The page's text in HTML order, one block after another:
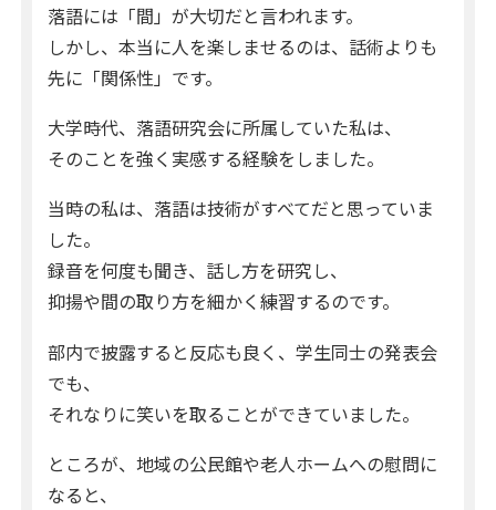
落語には「間」が大切だと言われます。
しかし、本当に人を楽しませるのは、話術よりも
先に「関係性」です。
大学時代、落語研究会に所属していた私は、
そのことを強く実感する経験をしました。
当時の私は、落語は技術がすべてだと思っていま
した。
録音を何度も聞き、話し方を研究し、
抑揚や間の取り方を細かく練習するのです。
部内で披露すると反応も良く、学生同士の発表会
でも、
それなりに笑いを取ることができていました。
ところが、地域の公民館や老人ホームへの慰問に
なると、